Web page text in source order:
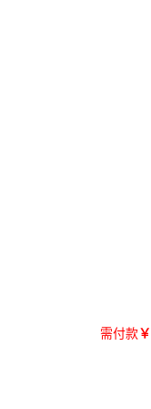
需付款￥